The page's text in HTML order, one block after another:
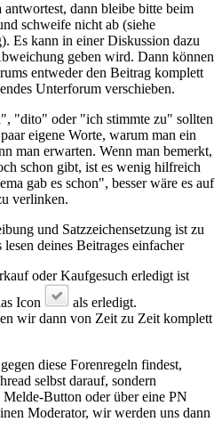
dann bleibe bitte beim
schweife nicht ab (siehe
Es kann in einer Diskussion dazu
geben wird. Dann können
entweder den Beitrag komplett
Unterforum verschieben.
"dito" oder "ich stimmte zu" sollten
eigene Worte, warum man ein
man erwarten. Wenn man bemerkt,
schon gibt, ist es wenig hilfreich
gab es schon", besser wäre es auf
verlinken.
und Satzzeichensetzung ist zu
lesen deines Beitrages einfacher
oder Kaufgesuch erledigt ist
Icon
als erledigt.
wir dann von Zeit zu Zeit komplett
diese Forenregeln findest,
selbst darauf, sondern
Button oder über eine PN
Moderator, wir werden uns dann